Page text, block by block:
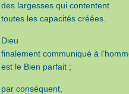
des largesses qui contentent
toutes les capacités créées.
Dieu
finalement communiqué à
est le Bien parfait ;
par conséquent,